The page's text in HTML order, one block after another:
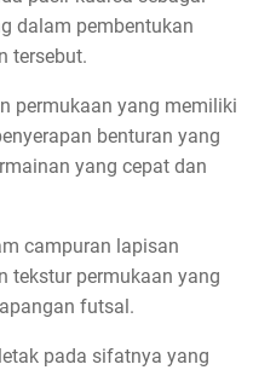
dalam pembentukan
tersebut.
permukaan yang memiliki
benturan yang
yang cepat dan
campuran lapisan
tekstur permukaan yang
futsal.
pada sifatnya yang